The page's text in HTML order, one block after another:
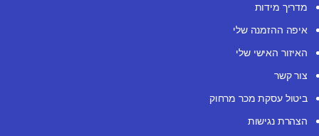
מדריך מידות
איפה ההזמנה שלי
האיזור האישי שלי
צור קשר
ביטול עסקת מכר מרחוק
הצהרת נגישות